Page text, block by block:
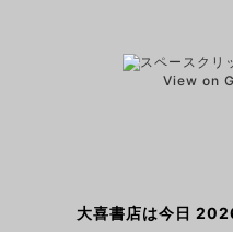
View on
大喜書店は今日